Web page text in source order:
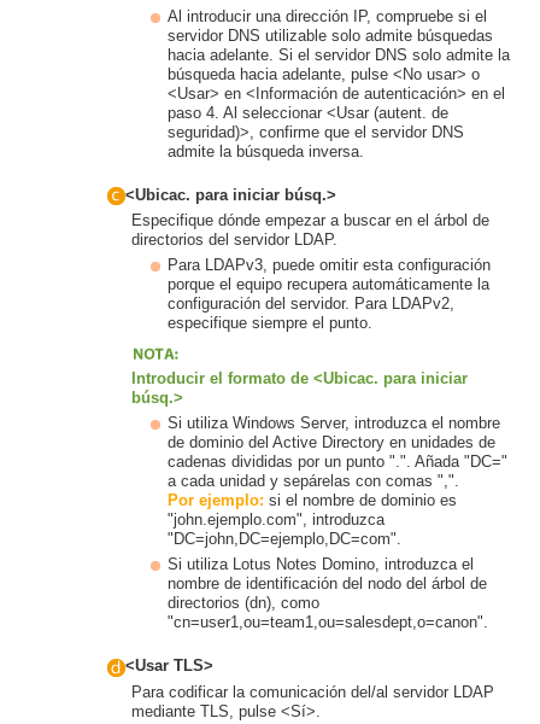
Al introducir una dirección IP, compruebe si el
servidor DNS utilizable solo admite búsquedas
hacia adelante. Si el servidor DNS solo admite la
búsqueda hacia adelante, pulse <No usar> o
<Usar> en <Información de autenticación> en el
paso 4. Al seleccionar <Usar (autent. de
seguridad)>, confirme que el servidor DNS
admite la búsqueda inversa.
<Ubicac. para iniciar búsq.>
Especifique dónde empezar a buscar en el árbol de
directorios del servidor LDAP.
Para LDAPv3, puede omitir esta configuración
porque el equipo recupera automáticamente la
configuración del servidor. Para LDAPv2,
especifique siempre el punto.
Introducir el formato de <Ubicac. para iniciar
búsq.>
Si utiliza Windows Server, introduzca el nombre
de dominio del Active Directory en unidades de
cadenas divididas por un punto ".". Añada "DC="
a cada unidad y sepárelas con comas ",".
Por ejemplo: si el nombre de dominio es
"john.ejemplo.com", introduzca
"DC=john,DC=ejemplo,DC=com".
Si utiliza Lotus Notes Domino, introduzca el
nombre de identificación del nodo del árbol de
directorios (dn), como
"cn=user1,ou=team1,ou=salesdept,o=canon".
<Usar TLS>
Para codificar la comunicación del/al servidor LDAP
mediante TLS, pulse <Sí>.